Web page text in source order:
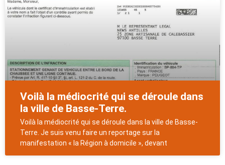
Voilà la médiocrité qui se déroule dans
la ville de Basse-Terre.
Voilà la médiocrité qui se déroule dans la ville de Basse-
Terre. Je suis venu faire un reportage sur la
manifestation « la Région à domicile », devant